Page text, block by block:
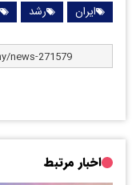
ایران رشد
اخبار مرتبط